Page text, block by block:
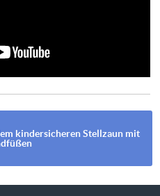
kindersicheren Stellzaun mit